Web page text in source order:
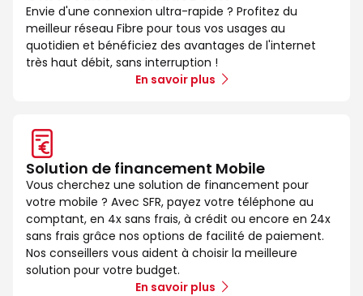
Envie d'une connexion ultra-rapide ? Profitez du
meilleur réseau Fibre pour tous vos usages au
quotidien et bénéficiez des avantages de l'internet
très haut débit, sans interruption !
En savoir plus
Solution de financement Mobile
Vous cherchez une solution de financement pour
votre mobile ? Avec SFR, payez votre téléphone au
comptant, en 4x sans frais, à crédit ou encore en 24x
sans frais grâce nos options de facilité de paiement.
Nos conseillers vous aident à choisir la meilleure
solution pour votre budget.
En savoir plus